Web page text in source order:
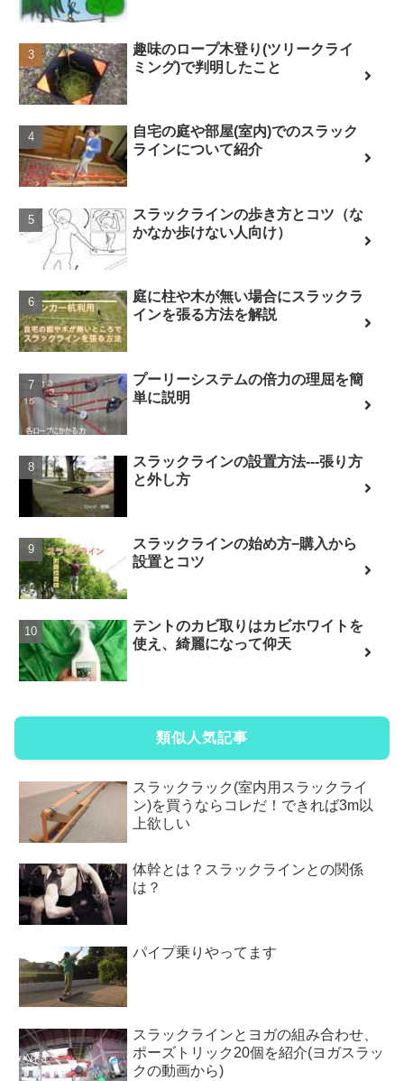
趣味のロープ木登り(ツリークライ
ミング)で判明したこと
自宅の庭や部屋(室内)でのスラック
ラインについて紹介
スラックラインの歩き方とコツ（な
かなか歩けない人向け）
庭に柱や木が無い場合にスラックラ
インを張る方法を解説
プーリーシステムの倍力の理屈を簡
単に説明
スラックラインの設置方法---張り方
と外し方
スラックラインの始め方−購入から
設置とコツ
テントのカビ取りはカビホワイトを
使え、綺麗になって仰天
類似人気記事
スラックラック(室内用スラックライ
ン)を買うならコレだ！できれば3m以
上欲しい
体幹とは？スラックラインとの関係
は？
パイプ乗りやってます
スラックラインとヨガの組み合わせ、
ポーズトリック20個を紹介(ヨガスラッ
クの動画から)